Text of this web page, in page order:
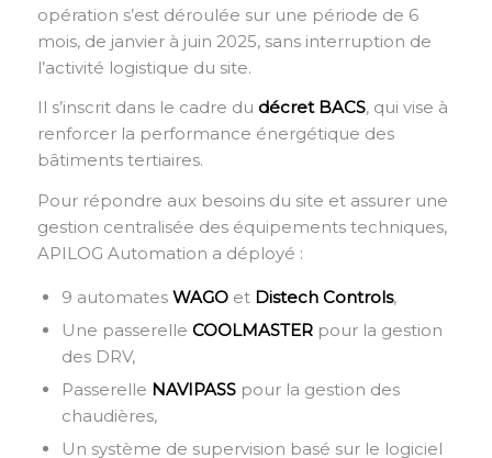
opération s’est déroulée sur une période de 6
mois, de janvier à juin 2025, sans interruption de
l’activité logistique du site.
Il s’inscrit dans le cadre du décret BACS, qui vise à
renforcer la performance énergétique des
bâtiments tertiaires.
Pour répondre aux besoins du site et assurer une
gestion centralisée des équipements techniques,
APILOG Automation a déployé :
9 automates WAGOet Distech Controls,
Une passerelle COOLMASTERpour la gestion
des DRV,
Passerelle NAVIPASSpour la gestion des
chaudières,
Un système de supervision basé sur le logiciel